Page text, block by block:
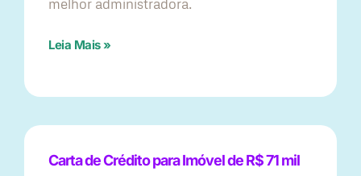
melhor administradora.
Leia Mais »
Carta de Crédito para Imóvel de R$ 71 mil